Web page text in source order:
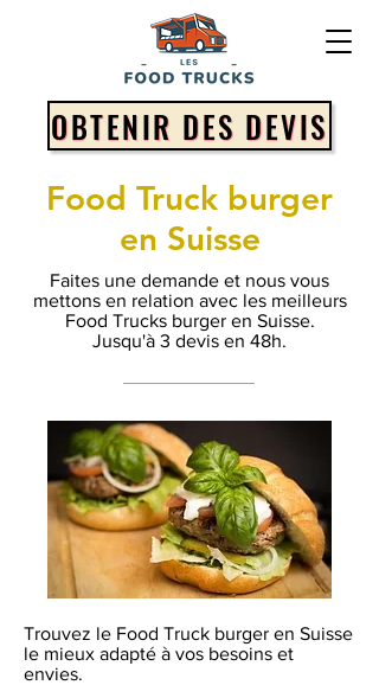
OBTENIR DES DEVIS
Food Truck burger
en Suisse
Faites une demande et nous vous
mettons en relation avec les meilleurs
Food Trucks burger en Suisse.
Jusqu'à 3 devis en 48h.
Trouvez le Food Truck burger en Suisse
le mieux adapté à vos besoins et
envies.